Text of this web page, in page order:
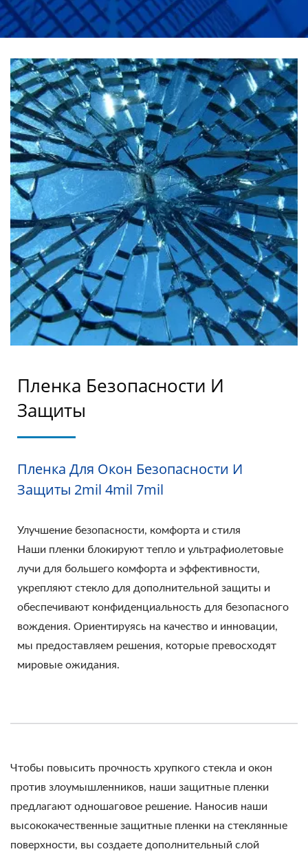
Пленка Безопасности И
Защиты
Пленка Для Окон Безопасности И
Защиты 2mil 4mil 7mil
Улучшение безопасности, комфорта и стиля
Наши пленки блокируют тепло и ультрафиолетовые
лучи для большего комфорта и эффективности,
укрепляют стекло для дополнительной защиты и
обеспечивают конфиденциальность для безопасного
вождения. Ориентируясь на качество и инновации,
мы предоставляем решения, которые превосходят
мировые ожидания.
Чтобы повысить прочность хрупкого стекла и окон
против злоумышленников, наши защитные пленки
предлагают одношаговое решение. Наносив наши
высококачественные защитные пленки на стеклянные
поверхности, вы создаете дополнительный слой